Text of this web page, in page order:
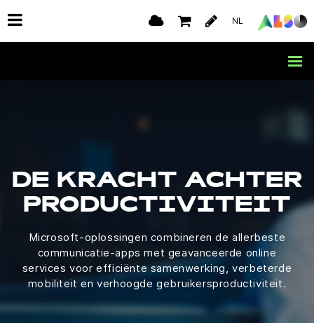
NL
DE KRACHT ACHTER
PRODUCTIVITEIT
Microsoft-oplossingen combineren de allerbeste
communicatie-apps met geavanceerde online
services voor efficiënte samenwerking, verbeterde
mobiliteit en verhoogde gebruikersproductiviteit.